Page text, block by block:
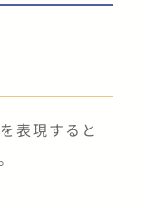
表現すると